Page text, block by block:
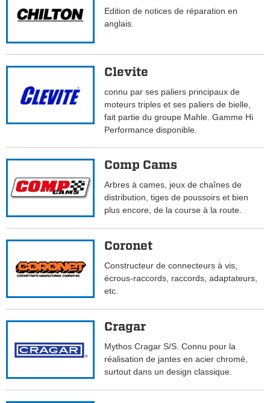
Edition de notices de réparation en
anglais.
Clevite
connu par ses paliers principaux de
moteurs triples et ses paliers de bielle,
fait partie du groupe Mahle. Gamme Hi
Performance disponible.
Comp Cams
Arbres à cames, jeux de chaînes de
distribution, tiges de poussoirs et bien
plus encore, de la course à la route.
Coronet
Constructeur de connecteurs à vis,
écrous-raccords, raccords, adaptateurs,
etc.
Cragar
Mythos Cragar S/S. Connu pour la
réalisation de jantes en acier chromé,
surtout dans un design classique.